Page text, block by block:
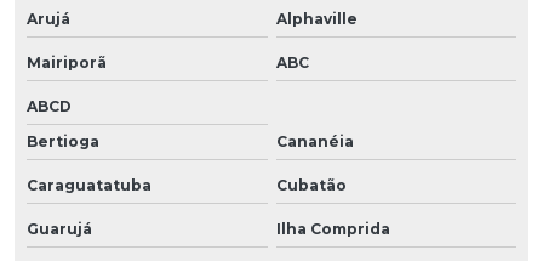
Arujá Alphaville
Mairiporã ABC
ABCD
Bertioga
Cananéia
Caraguatatuba Cubatão
Guarujá Ilha Comprida